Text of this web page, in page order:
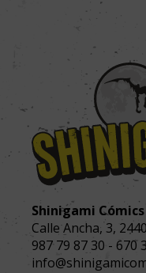
Shinigami Cómics
Calle Ancha, 3,
987 79 87 30 - 670